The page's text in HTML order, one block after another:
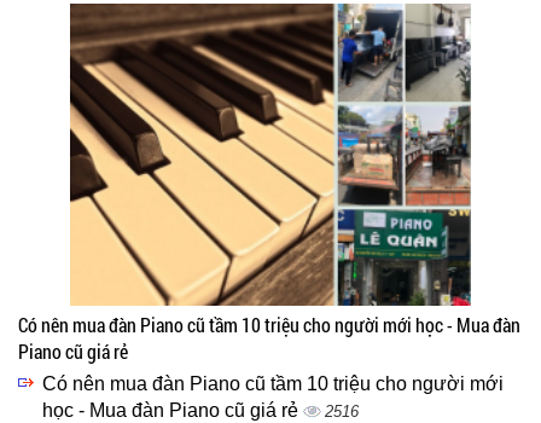
Có nên mua đàn Piano cũ tầm 10 triệu cho người mới học - Mua đàn
Piano cũ giá rẻ
Có nên mua đàn Piano cũ tầm 10 triệu cho người mới
học - Mua đàn Piano cũ giá rẻ
2516